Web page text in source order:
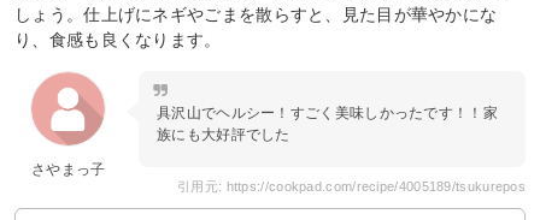
しょう。仕上げにネギやごまを散らすと、見た目が華やかにな
り、食感も良くなります。
さやまっ子
具沢山でヘルシー！すごく美味しかったです！！家
族にも大好評でした
引用元: https://cookpad.com/recipe/4005189/tsukurepos